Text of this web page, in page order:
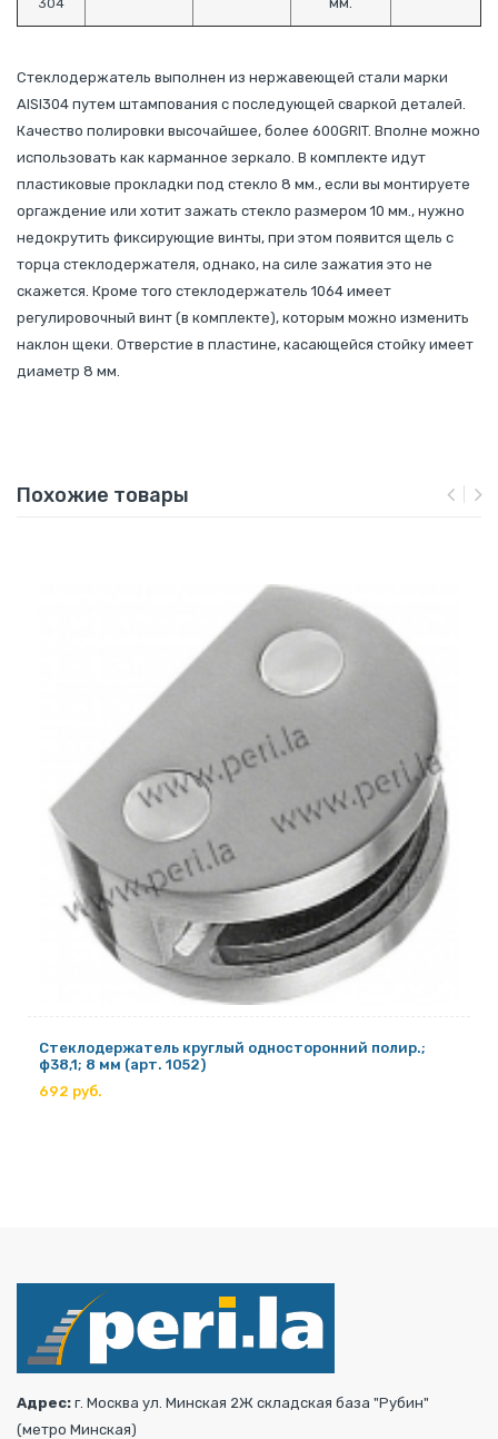
Стеклодержатель выполнен из нержавеющей стали марки
AISI304 путем штампования с последующей сваркой деталей.
Качество полировки высочайшее, более 600GRIT. Вполне можно
использовать как карманное зеркало. В комплекте идут
пластиковые прокладки под стекло 8 мм., если вы монтируете
оргаждение или хотит зажать стекло размером 10 мм., нужно
недокрутить фиксирующие винты, при этом появится щель с
торца стеклодержателя, однако, на силе зажатия это не
скажется. Кроме того стеклодержатель 1064 имеет
регулировочный винт (в комплекте), которым можно изменить
наклон щеки. Отверстие в пластине, касающейся стойку имеет
диаметр 8 мм.
Похожие товары
Стеклодержатель круглый односторонний полир.;
ф38,1; 8 мм (арт. 1052)
692 руб.
Адрес: г. Москва ул. Минская 2Ж складская база "Рубин"
(метро Минская)